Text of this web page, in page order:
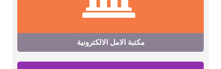
مكتبة الامل الالكترونية